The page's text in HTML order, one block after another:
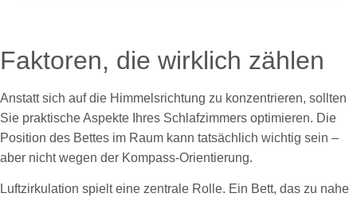
Faktoren, die wirklich zählen
Anstatt sich auf die Himmelsrichtung zu konzentrieren, sollten
Sie praktische Aspekte Ihres Schlafzimmers optimieren. Die
Position des Bettes im Raum kann tatsächlich wichtig sein –
aber nicht wegen der Kompass-Orientierung.
Luftzirkulation spielt eine zentrale Rolle. Ein Bett, das zu nahe